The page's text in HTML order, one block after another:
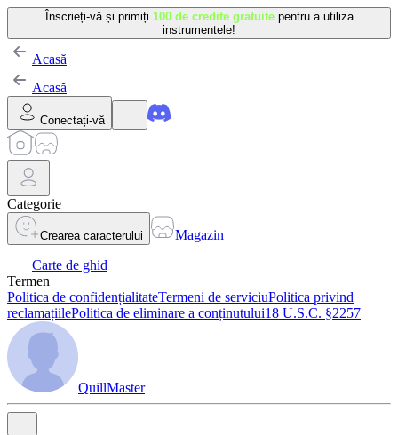
Înscrieți-vă și primiți 100 de credite gratuite pentru a utiliza
instrumentele!
Acasă
Acasă
Conectați-vă
Categorie
Crearea caracterului
Magazin
Carte de ghid
Termen
Politica de confidențialitateTermeni de serviciuPolitica privind
reclamațiilePolitica de eliminare a conținutului18 U.S.C. §2257
QuillMaster